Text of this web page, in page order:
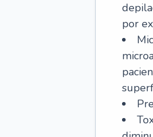
por